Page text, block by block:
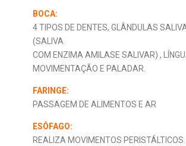
BOCA:
4 TIPOS DE DENTES, GLÂNDULAS
(SALIVA
COM ENZIMA AMILASE SALIVAR) ,
MOVIMENTAÇÃO E PALADAR.
FARINGE:
PASSAGEM DE ALIMENTOS E AR
ESÔFAGO:
REALIZA MOVIMENTOS PERISTÁLTICOS.